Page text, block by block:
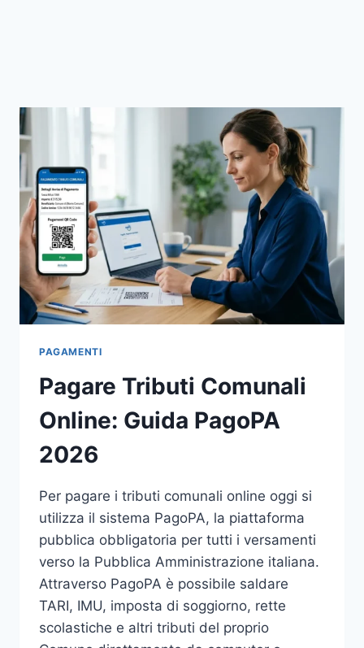
PAGAMENTI
Pagare Tributi Comunali
Online: Guida PagoPA
2026
Per pagare i tributi comunali online oggi si
utilizza il sistema PagoPA, la piattaforma
pubblica obbligatoria per tutti i versamenti
verso la Pubblica Amministrazione italiana.
Attraverso PagoPA è possibile saldare
TARI, IMU, imposta di soggiorno, rette
scolastiche e altri tributi del proprio